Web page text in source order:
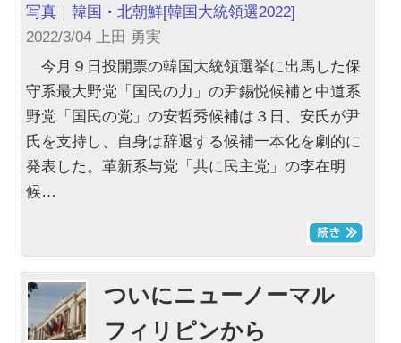
写真 ｜韓国・北朝鮮[韓国大統領選2022]
2022/3/04 上田 勇実
今月９日投開票の韓国大統領選挙に出馬した保
守系最大野党「国民の力」の尹錫悦候補と中道系
野党「国民の党」の安哲秀候補は３日、安氏が尹
氏を支持し、自身は辞退する候補一本化を劇的に
発表した。革新系与党「共に民主党」の李在明
候…
ついにニューノーマル
フィリピンから